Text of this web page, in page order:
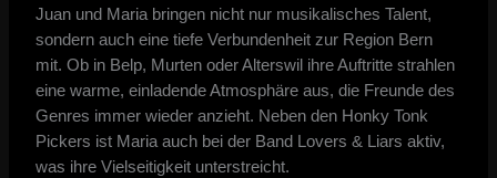
Juan und Maria bringen nicht nur musikalisches Talent,
sondern auch eine tiefe Verbundenheit zur Region Bern
mit. Ob in Belp, Murten oder Alterswil ihre Auftritte strahlen
eine warme, einladende Atmosphäre aus, die Freunde des
Genres immer wieder anzieht. Neben den Honky Tonk
Pickers ist Maria auch bei der Band Lovers & Liars aktiv,
was ihre Vielseitigkeit unterstreicht.